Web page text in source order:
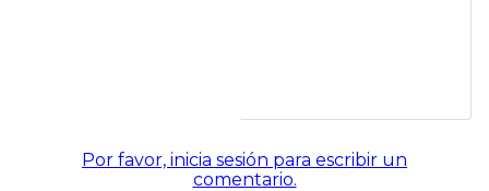
Por favor, inicia sesión para escribir un
comentario.